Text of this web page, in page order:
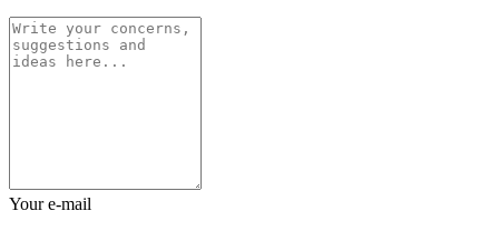
Your e-mail